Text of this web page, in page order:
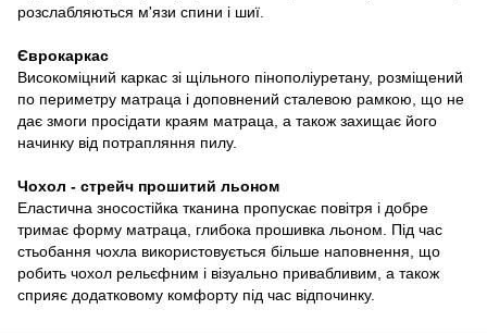
розслабляються м'язи спини і шиї.
Єврокаркас
Високоміцний каркас зі щільного пінополіуретану, розміщений
по периметру матраца і доповнений сталевою рамкою, що не
дає змоги просідати краям матраца, а також захищає його
начинку від потрапляння пилу.
Чохол - стрейч прошитий льоном
Еластична зносостійка тканина пропускає повітря і добре
тримає форму матраца, глибока прошивка льоном. Під час
стьобання чохла використовується більше наповнення, що
робить чохол рельєфним і візуально привабливим, а також
сприяє додатковому комфорту під час відпочинку.